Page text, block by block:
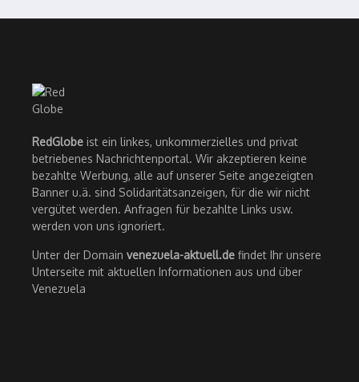
RedGlobe ist ein linkes, unkommerzielles und privat
betriebenes Nachrichtenportal. Wir akzeptieren keine
bezahlte Werbung, alle auf unserer Seite angezeigten
Banner u.ä. sind Solidaritätsanzeigen, für die wir nicht
vergütet werden. Anfragen für bezahlte Links usw.
werden von uns ignoriert.
Unter der Domain venezuela-aktuell.de findet Ihr unsere
Unterseite mit aktuellen Informationen aus und über
Venezuela